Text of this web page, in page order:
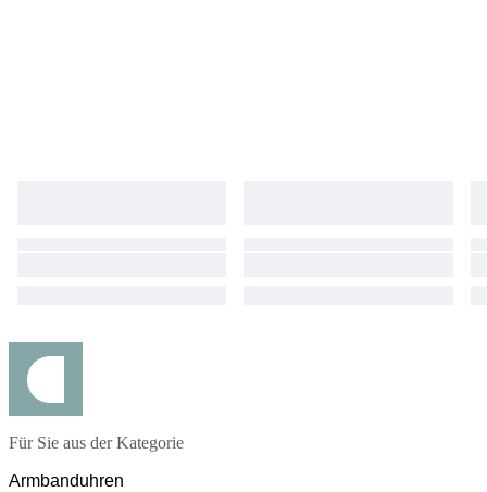
Für Sie aus der Kategorie
Armbanduhren